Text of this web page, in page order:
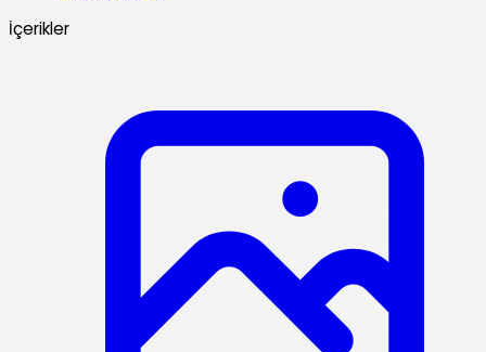
İçerikler